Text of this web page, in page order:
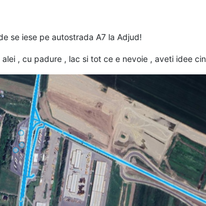
se iese pe autostrada A7 la Adjud!
, cu padure , lac si tot ce e nevoie , aveti idee